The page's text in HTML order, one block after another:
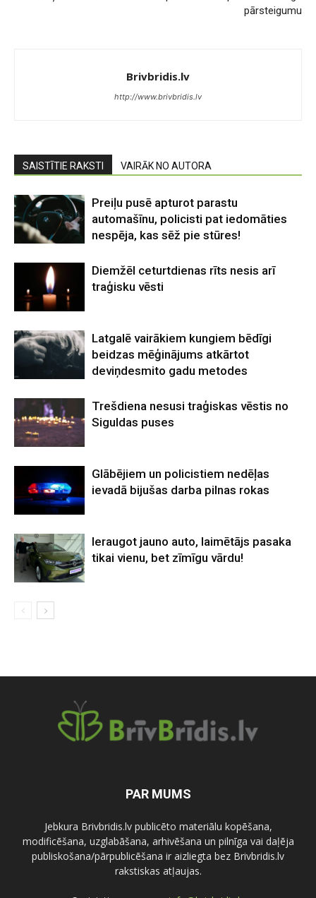
pārsteigumu
Brivbridis.lv
http://www.brivbridis.lv
SAISTĪTIE RAKSTI VAIRĀK NO AUTORA
Preiļu pusē apturot parastu
automašīnu, policisti pat iedomāties
nespēja, kas sēž pie stūres!
Diemžēl ceturtdienas rīts nesis arī
traģisku vēsti
Latgalē vairākiem kungiem bēdīgi
beidzas mēģinājums atkārtot
deviņdesmito gadu metodes
Trešdiena nesusi traģiskas vēstis no
Siguldas puses
Glābējiem un policistiem nedēļas
ievadā bijušas darba pilnas rokas
Ieraugot jauno auto, laimētājs pasaka
tikai vienu, bet zīmīgu vārdu!
PAR MUMS
Jebkura Brivbridis.lv publicēto materiālu kopēšana,
modificēšana, uzglabāšana, arhivēšana un pilnīga vai daļēja
publiskošana/pārpublicēšana ir aizliegta bez Brivbridis.lv
rakstiskas atļaujas.